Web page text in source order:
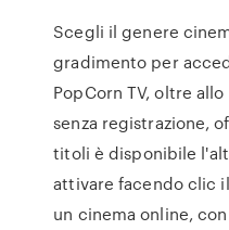
Scegli il genere
gradimento per
PopCorn TV, oltre
senza registrazione,
titoli è disponibile
attivare facendo clic
un cinema online,